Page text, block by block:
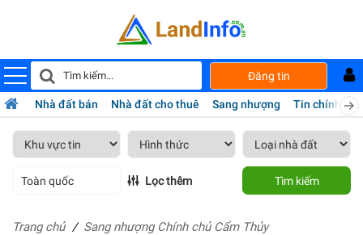
Đăng tin
Nhà đất bán Nhà đất cho thuê Sang nhượng Tin chính chủ
Toàn quốc Lọc thêm Tìm kiếm
Trang chủ Sang nhượng Chính chủ Cẩm Thủy